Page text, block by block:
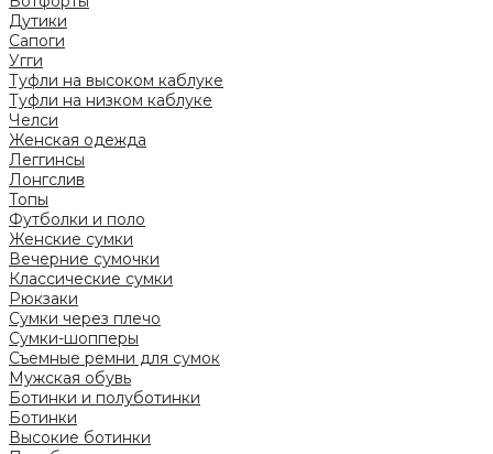
Дутики
Сапоги
Угги
Туфли на высоком каблуке
Туфли на низком каблуке
Челси
Женская одежда
Леггинсы
Лонгслив
Топы
Футболки и поло
Женские сумки
Вечерние сумочки
Классические сумки
Рюкзаки
Сумки через плечо
Сумки-шопперы
Съемные ремни для сумок
Мужская обувь
Ботинки и полуботинки
Ботинки
Высокие ботинки